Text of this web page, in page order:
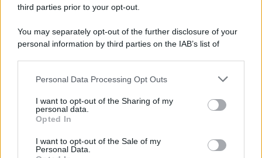
third parties prior to your opt-out.
You may separately opt-out of the further disclosure of your
personal information by third parties on the IAB’s list of
This information may also be disclosed by us to third parties
disclose it to other third parties.
Please note that this website/app uses one or more Google
services and may gather and store information including but
not limited to your visit or usage behaviour. You may click to
Personal Data Processing Opt Outs
I want to opt-out of the Sharing of my
personal data.
Opted In
I want to opt-out of the Sale of my
Personal Data.